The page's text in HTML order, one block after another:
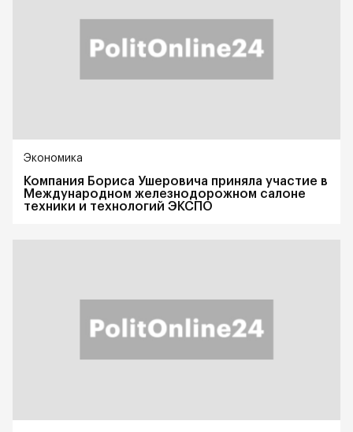
Экономика
Компания Бориса Ушеровича приняла участие в
Международном железнодорожном салоне
техники и технологий ЭКСПО